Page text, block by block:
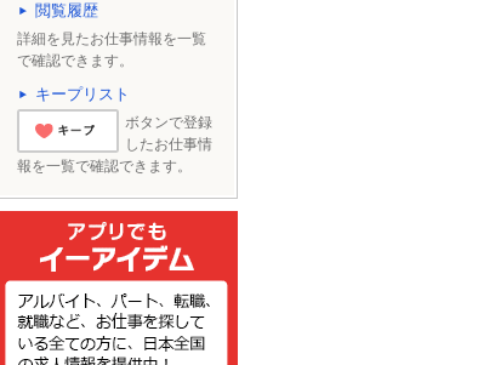
閲覧履歴
詳細を見たお仕事情報を一覧
で確認できます。
キープリスト
とりあえずキー
ボタンで登録
したお仕事情
報を一覧で確認できます。